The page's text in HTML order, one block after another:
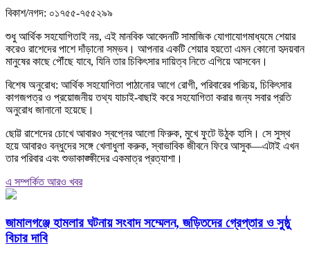
বিকাশ/নগদ: ০১৭৫৫-৭৫৫২৯৯
শুধু আর্থিক সহযোগিতাই নয়, এই মানবিক আবেদনটি সামাজিক যোগাযোগমাধ্যমে শেয়ার
করেও রাশেদের পাশে দাঁড়ানো সম্ভব। আপনার একটি শেয়ার হয়তো এমন কোনো হৃদয়বান
মানুষের কাছে পৌঁছে যাবে, যিনি তার চিকিৎসার দায়িত্ব নিতে এগিয়ে আসবেন।
বিশেষ অনুরোধ: আর্থিক সহযোগিতা পাঠানোর আগে রোগী, পরিবারের পরিচয়, চিকিৎসার
কাগজপত্র ও প্রয়োজনীয় তথ্য যাচাই-বাছাই করে সহযোগিতা করার জন্য সবার প্রতি
অনুরোধ জানানো হয়েছে।
ছোট্ট রাশেদের চোখে আবারও স্বপ্নের আলো ফিরুক, মুখে ফুটে উঠুক হাসি। সে সুস্থ
হয়ে আবারও বন্ধুদের সঙ্গে খেলাধুলা করুক, স্বাভাবিক জীবনে ফিরে আসুক—এটাই এখন
তার পরিবার এবং শুভাকাঙ্ক্ষীদের একমাত্র প্রত্যাশা।
এ সম্পর্কিত আরও খবর
জামালগঞ্জে হামলার ঘটনায় সংবাদ সম্মেলন, জড়িতদের গ্রেপ্তার ও সুষ্ঠু
বিচার দাবি